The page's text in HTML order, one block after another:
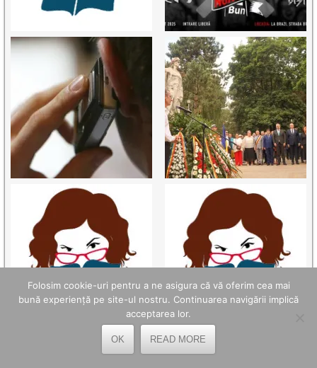
Folosim cookie-uri pentru a ne asigura că vă oferim cea mai
bună experiență pe site-ul nostru. Continuarea navigării implică
acceptarea lor.
OK READ MORE